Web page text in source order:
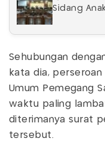
Sidang
Sehubungan
kata dia,
Umum Pemegang
waktu paling
diterimanya surat
tersebut.